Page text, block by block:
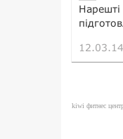
Нарешті
12.03.14
kiwi фитнес